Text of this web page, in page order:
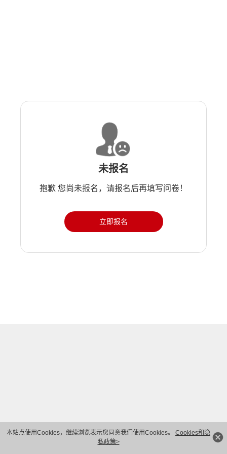
本站点使用Cookies，继续浏览表示您同意我们使用Cookies。 Cookies和隐
私政策>
未报名
抱歉 您尚未报名，请报名后再填写问卷！
立即报名